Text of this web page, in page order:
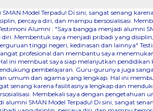
Model Terpadu! Di sini, sangat senang
percaya diri, dan mampu bersosialisasi.
Alumni : "Saya bangga menjadi alumni
Membentuk saya menjadi pribadi yang
tinggi negeri, kedinasan dan lainnya"
profesional dan membantu saya
ini membuat saya siap melanjutkan pendidikan
pembelajaran. Guru-gurunya juga
umum dan agama yang lengkap. Hal ini
senang karena fasilitasnya lengkap dan
Membekali saya dengan
alumni SMAN Model Terpadu! Di sini, sangat